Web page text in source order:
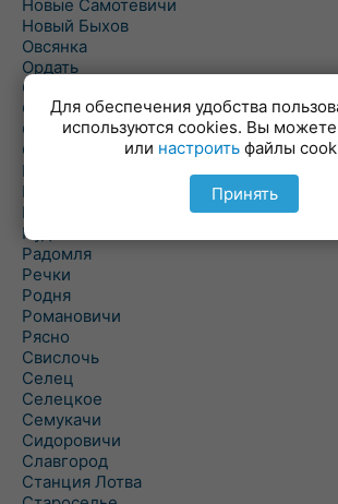
Новые Самотевичи
Новый Быхов
Овсянка
Ордать
Ореховка
Осиновка
Осиповичи
Осово
Павловичи
Паршино
Петуховка
Пудовня
Радомля
Речки
Родня
Романовичи
Рясно
Свислочь
Селец
Селецкое
Семукачи
Сидоровичи
Славгород
Станция Лотва
Для обеспечения удобства
используются cookies. Вы можете
или настроить файлы
Принять